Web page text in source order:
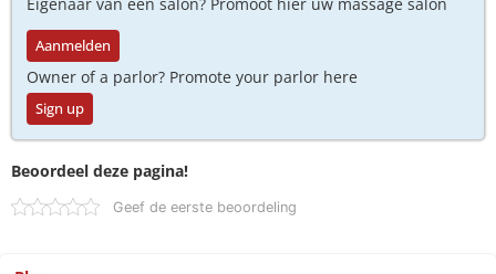
Aanmelden
Owner of a parlor? Promote your parlor here
Sign up
Beoordeel deze pagina!
Geef de eerste beoordeling